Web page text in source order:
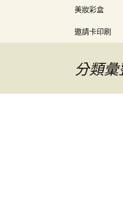
美妝彩盒
邀請卡印刷
分類